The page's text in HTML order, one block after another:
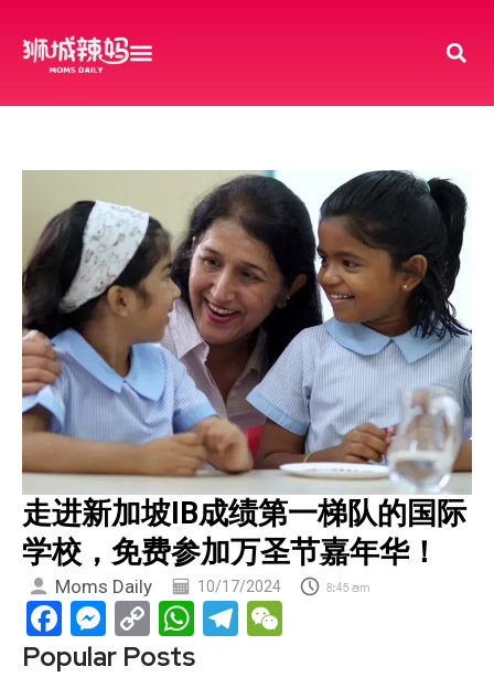
走进新加坡IB成绩第一梯队的国际
学校，免费参加万圣节嘉年华！
Moms Daily 10/17/2024 8:45 am
Facebook
Messenger
Copy
Link
WhatsApp
Telegram
Popular Posts